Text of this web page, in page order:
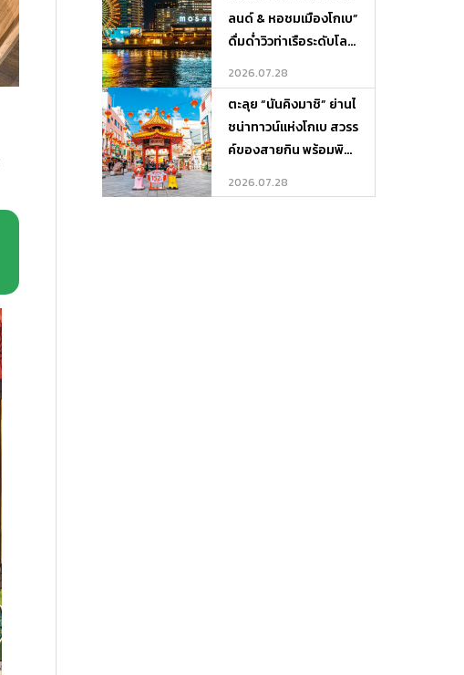
ลนด์ & หอชมเมืองโกเบ”
ดื่มด่ำวิวท่าเรือระดับโลก
ยวรอบ ๆ
2026.07.28
ตะลุย “นันคิงมาชิ” ย่านไ
ชน่าทาวน์แห่งโกเบ สวรร
ค์ของสายกิน พร้อมพิกั
อง
2026.07.28